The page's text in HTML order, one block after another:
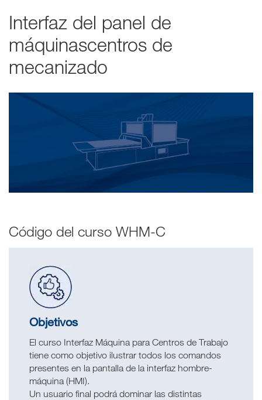
Interfaz del panel de
máquinascentros de
mecanizado
Código del curso WHM-C
Objetivos
El curso Interfaz Máquina para Centros de Trabajo
tiene como objetivo ilustrar todos los comandos
presentes en la pantalla de la interfaz hombre-
máquina (HMI).
Un usuario final podrá dominar las distintas